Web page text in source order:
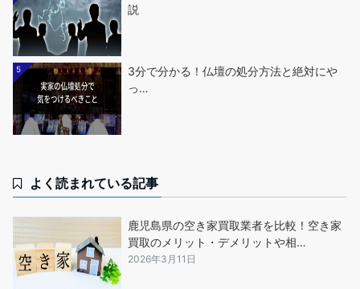
説
5
3分で分かる！仏壇の処分方法と絶対にや
っ…
よく読まれている記事
鹿児島県の空き家買取業者を比較！空き家
買取のメリット・デメリットや相…
2026年3月11日